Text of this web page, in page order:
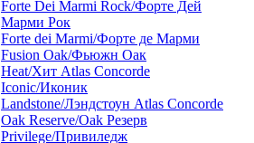
Forte Dei Marmi Rock/Форте Дей
Марми Рок
Forte dei Marmi/Форте де Марми
Fusion Oak/Фьюжн Оак
Heat/Xит Atlas Concorde
Iconic/Иконик
Landstone/Лэндстоун Atlas Concorde
Oak Reserve/Оak Резepв
Privilege/Привиледж